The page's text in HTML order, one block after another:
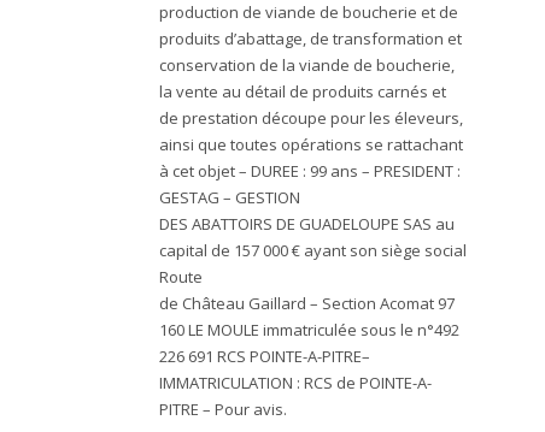
production de viande de boucherie et de
produits d’abattage, de transformation et
conservation de la viande de boucherie,
la vente au détail de produits carnés et
de prestation découpe pour les éleveurs,
ainsi que toutes opérations se rattachant
à cet objet – DUREE : 99 ans – PRESIDENT :
GESTAG – GESTION
DES ABATTOIRS DE GUADELOUPE SAS au
capital de 157 000 € ayant son siège social
Route
de Château Gaillard – Section Acomat 97
160 LE MOULE immatriculée sous le n°492
226 691 RCS POINTE-A-PITRE–
IMMATRICULATION : RCS de POINTE-A-
PITRE – Pour avis.